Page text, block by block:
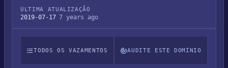
ÚLTIMA ATUALIZAÇÃO
2019-07-17 7 years ago
TODOS OS VAZAMENTOS AUDITE ESTE DOMÍNIO